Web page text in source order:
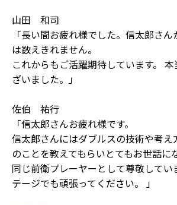
山田 和司
「長い間お疲れ様でした。信太郎さ
は数えきれません。
これからもご活躍期待しています。
ざいました。」
佐伯 祐行
「信太郎さんお疲れ様です。
信太郎さんにはダブルスの技術や考え
のことを教えてもらいとてもお世話に
同じ前衛プレーヤーとして尊敬してい
テージでも頑張ってください。 」